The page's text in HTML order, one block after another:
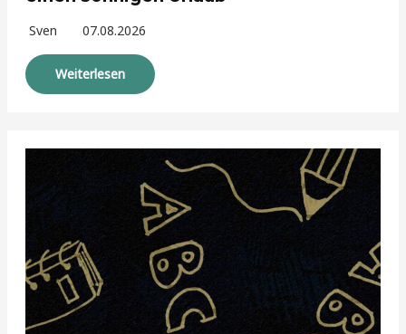
Sven 07.08.2026
Weiterlesen